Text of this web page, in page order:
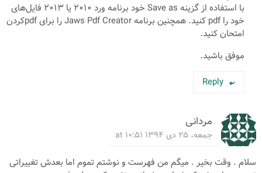
با استفاده از گزینه Save as خود برنامه ورد ۲۰۱۰ یا ۲۰۱۳ فایل‌های
خود را pdf کنید. همچنین برنامه Jaws Pdf Creator را برای pdf‌کردن
امتحان کنید.
موفق باشید.
Reply
مردانی
جمعه، ۲۵ دی ۱۳۹۴ at ۱۰:۵۱
سلام . وقت بخیر . میگم من فهرست و نوشتم تموم اما بعدش تغییراتی